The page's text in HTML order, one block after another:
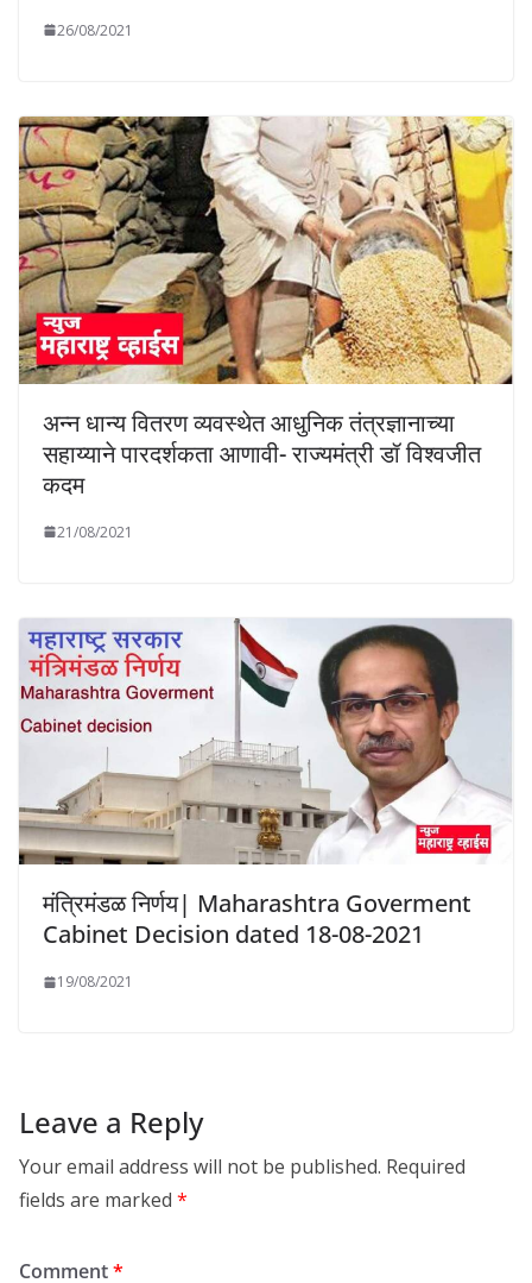
26/08/2021
अन्न धान्य वितरण व्यवस्थेत आधुनिक तंत्रज्ञानाच्या
सहाय्याने पारदर्शकता आणावी- राज्यमंत्री डॉ विश्वजीत
कदम
21/08/2021
मंत्रिमंडळ निर्णय| Maharashtra Goverment
Cabinet Decision dated 18-08-2021
19/08/2021
Leave a Reply
Your email address will not be published. Required
fields are marked *
Comment*